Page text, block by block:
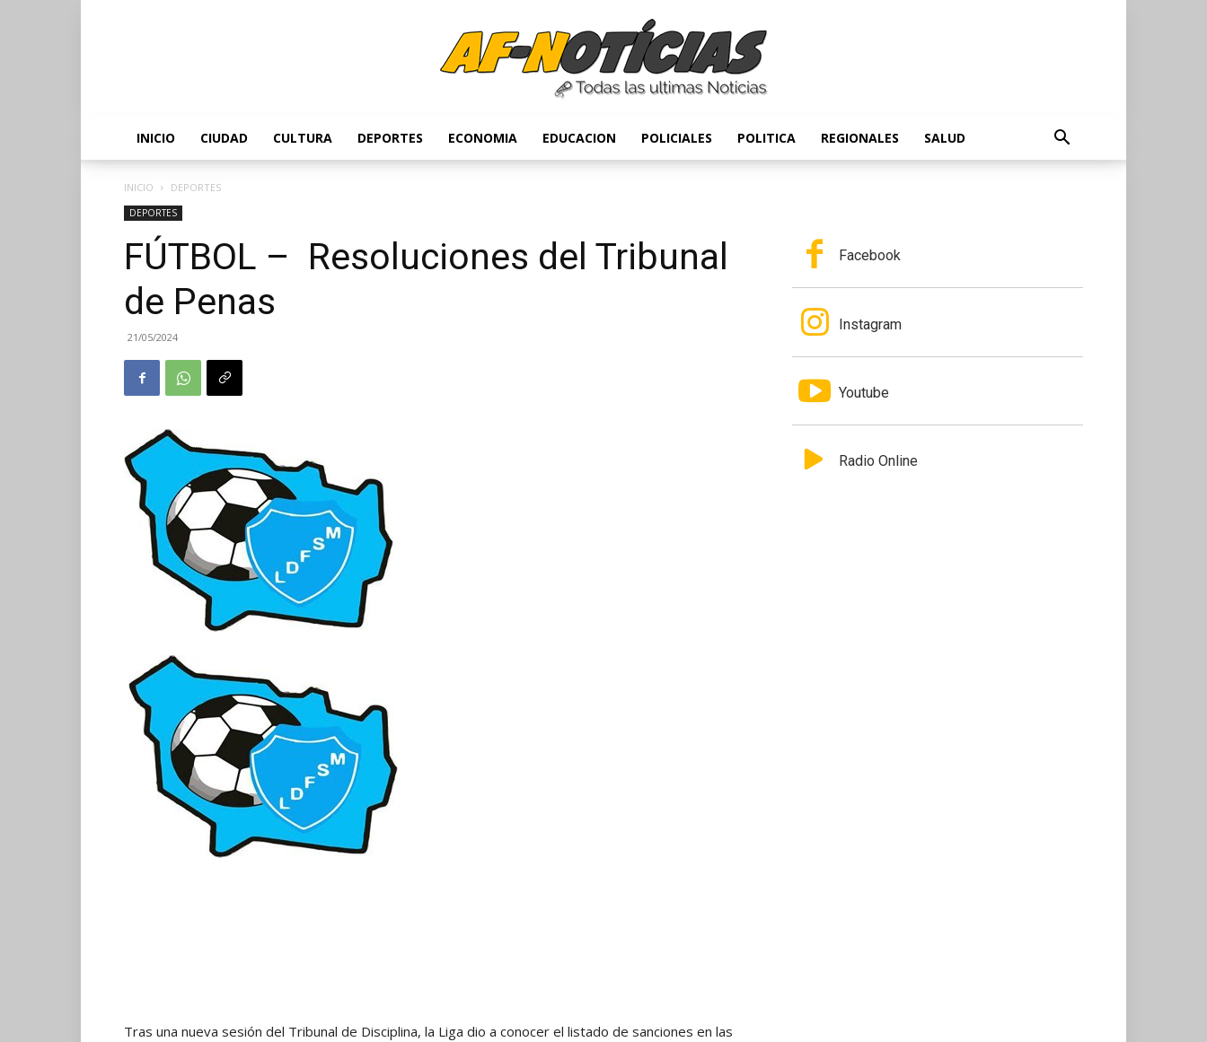
Anyulin
INICIO CIUDAD CULTURA DEPORTES ECONOMIA EDUCACION POLICIALES POLITICA REGIONALES SALUD
INICIO DEPORTES
DEPORTES
FÚTBOL – Resoluciones del Tribunal
de Penas
21/05/2024
Tras una nueva sesión del Tribunal de Disciplina, la Liga dio a conocer el listado de sanciones en las
Facebook
Instagram
Youtube
Radio Online